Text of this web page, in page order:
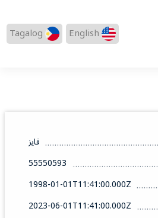
English
Tagalog
فايز
55550593
1998-01-01T11:41:00.000Z
2023-06-01T11:41:00.000Z